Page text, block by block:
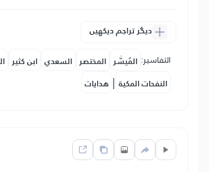
دیگر تراجم دیکھیں
التفاسير: المُيسَّر المختصر السعدي ابن كثير
النفحات المكية | هدايات